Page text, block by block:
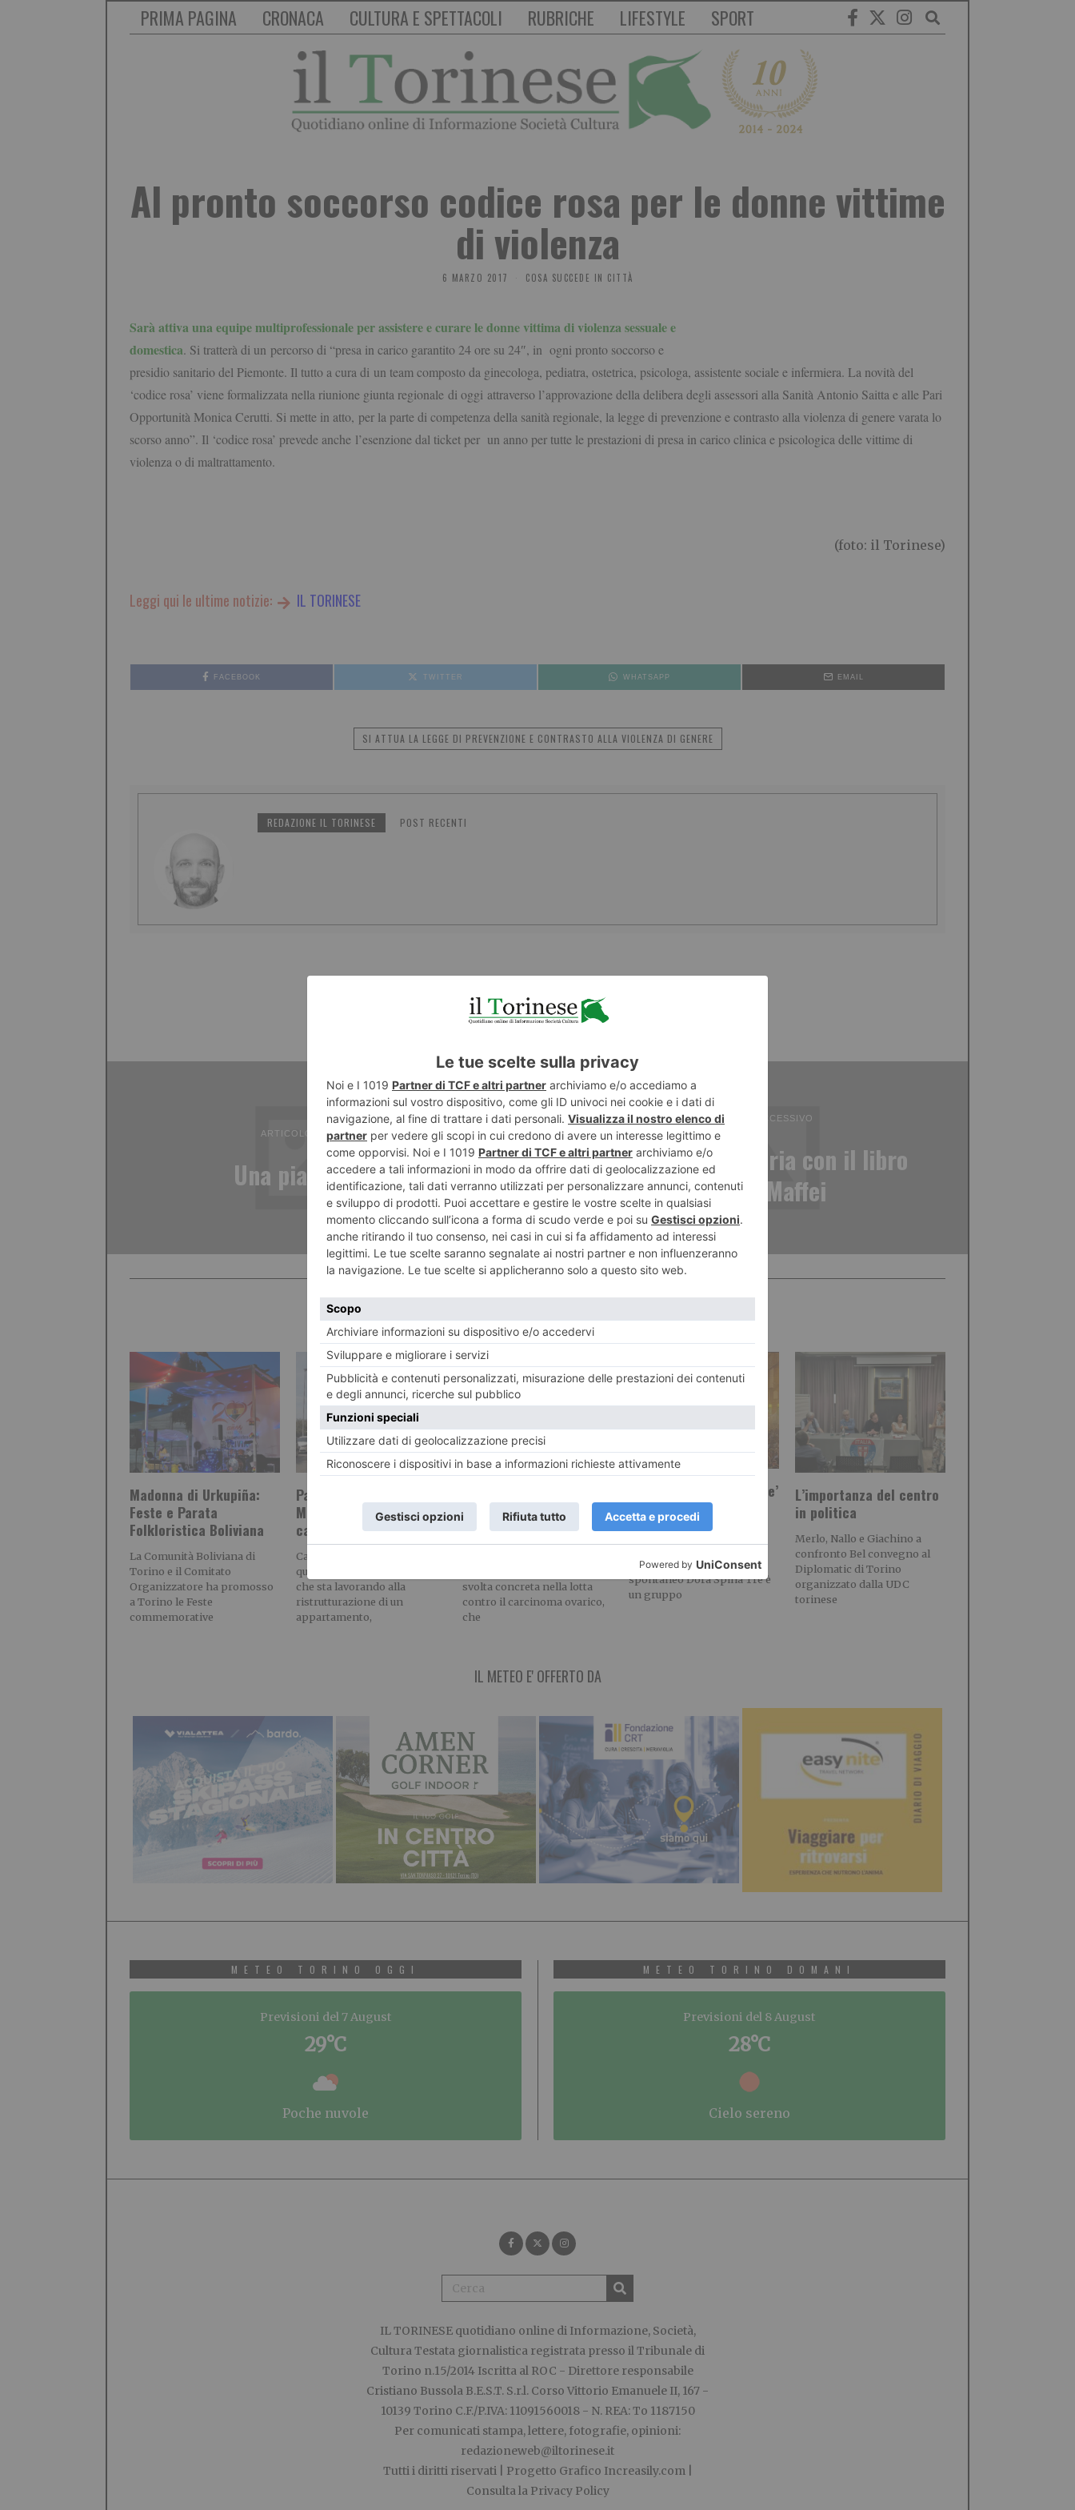
PRIMA PAGINA CRONACA CULTURA E SPETTACOLI RUBRICHE LIFESTYLE SPORT
Al pronto soccorso codice rosa per le donne vittime
di violenza
6 MARZO 2017 COSA SUCCEDE IN CITTÀ
Sarà attiva una equipe multiprofessionale per assistere e curare le donne vittima di violenza sessuale e
domestica. Si tratterà di un percorso di “presa in carico garantito 24 ore su 24″, in ogni pronto soccorso e
presidio sanitario del Piemonte. Il tutto a cura di un team composto da ginecologa, pediatra, ostetrica, psicologa, assistente sociale e infermiera. La novità del
‘codice rosa’ viene formalizzata nella riunione giunta regionale di oggi attraverso l’approvazione della delibera degli assessori alla Sanità Antonio Saitta e alle Pari
Opportunità Monica Cerutti. Si mette in atto, per la parte di competenza della sanità regionale, la legge di prevenzione e contrasto alla violenza di genere varata lo
scorso anno”. Il ‘codice rosa’ prevede anche l’esenzione dal ticket per un anno per tutte le prestazioni di presa in carico clinica e psicologica delle vittime di
violenza o di maltrattamento.
(foto: il Torinese)
Leggi qui le ultime notizie: IL TORINESE
FACEBOOK TWITTER WHATSAPP EMAIL
SI ATTUA LA LEGGE DI PREVENZIONE E CONTRASTO ALLA VIOLENZA DI GENERE
REDAZIONE IL TORINESE POST RECENTI
ARTICOLO PRECEDENTE
Una piazza in rosa
ARTICOLO SUCCESSIVO
Un tuffo nella storia con il libro
di Laura Maffei
RECENTI:
Madonna di Urkupiña:
Feste e Parata
Folkloristica Boliviana
La Comunità Boliviana di
Torino e il Comitato
Organizzatore ha promosso
a Torino le Feste
commemorative
Parcheggio disabili a
Mirafiori occupato da
camion
Caro direttore, siamo al
quartiere Mirafiori. Una ditta
che sta lavorando alla
ristrutturazione di un
appartamento,
Molinette arriva il test
genetico HRD ‘in house’
svolta concreta nella lotta
contro il carcinoma ovarico,
che
“No alla ‘privatizzazione’
del Parco Dora”
LETTERA APERTA SUL
KAPPA FUTURFESTIVAL
Caro direttore, il Comitato
spontaneo Dora Spina Tre è
un gruppo
L’importanza del centro
in politica
Merlo, Nallo e Giachino a
confronto Bel convegno al
Diplomatic di Torino
organizzato dalla UDC
torinese
IL METEO E' OFFERTO DA
METEO TORINO OGGI
Previsioni del 7 August
29°C
poche nuvole
METEO TORINO DOMANI
Previsioni del 8 August
28°C
cielo sereno
IL TORINESEquotidiano online di Informazione, Società,
Cultura Testata giornalistica registrata presso il Tribunale di
Torino n.15/2014 Iscritta al ROC - Direttore responsabile
Cristiano Bussola B.E.S.T. S.r.l. Corso Vittorio Emanuele II, 167 -
10139 Torino C.F./P.IVA: 11091560018 - N. REA: To 1187150
Per comunicati stampa, lettere, fotografie, opinioni:
redazioneweb@iltorinese.it
Tutti i diritti riservati | Progetto Grafico Increasily.com|
Consulta la Privacy Policy